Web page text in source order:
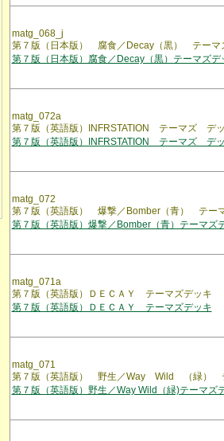
matg_068_j
第７版（日本版） 腐食／Decay（黒） テーマ
第７版（日本版）腐食／Decay（黒）テーマズデ
matg_072a
第７版（英語版）INFRSTATION テーマズ デ
第７版（英語版）INFRSTATION テーマズ デ
matg_072
第７版（英語版） 爆撃／Bomber（青） テー
第７版（英語版）爆撃／Bomber（青）テーマズ
matg_071a
第７版（英語版）ＤＥＣＡＹ テーマズデッキ
第７版（英語版）ＤＥＣＡＹ テーマズデッキ
matg_071
第７版（英語版） 野生／Way Wild （緑）
第７版（英語版）野生／Way Wild（緑)テーマズ